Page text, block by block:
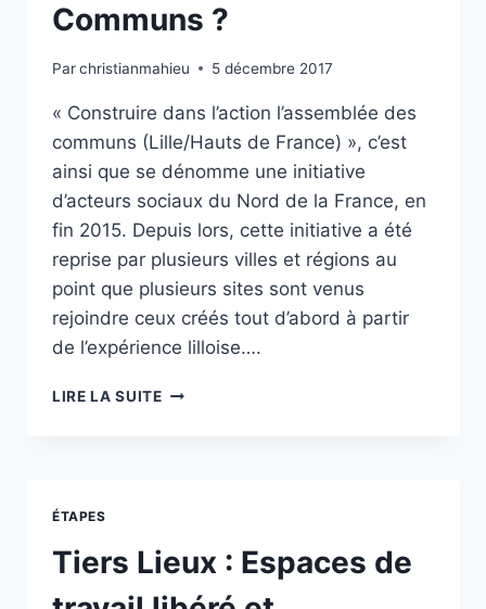
Communs ?
Parchristianmahieu 5 décembre 2017
« Construire dans l’action l’assemblée des
communs (Lille/Hauts de France) », c’est
ainsi que se dénomme une initiative
d’acteurs sociaux du Nord de la France, en
fin 2015. Depuis lors, cette initiative a été
reprise par plusieurs villes et régions au
point que plusieurs sites sont venus
rejoindre ceux créés tout d’abord à partir
de l’expérience lilloise….
LIRE LA SUITEVERS
ÉTAPES
Tiers Lieux : Espaces de